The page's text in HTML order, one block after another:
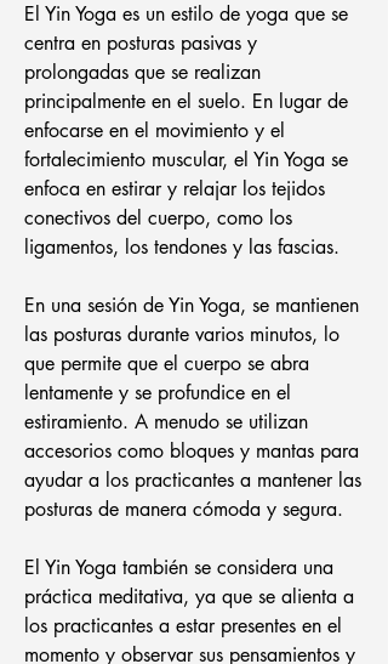
El Yin Yoga es un estilo de yoga que se
centra en posturas pasivas y
prolongadas que se realizan
principalmente en el suelo. En lugar de
enfocarse en el movimiento y el
fortalecimiento muscular, el Yin Yoga se
enfoca en estirar y relajar los tejidos
conectivos del cuerpo, como los
ligamentos, los tendones y las fascias.
En una sesión de Yin Yoga, se mantienen
las posturas durante varios minutos, lo
que permite que el cuerpo se abra
lentamente y se profundice en el
estiramiento. A menudo se utilizan
accesorios como bloques y mantas para
ayudar a los practicantes a mantener las
posturas de manera cómoda y segura.
El Yin Yoga también se considera una
práctica meditativa, ya que se alienta a
los practicantes a estar presentes en el
momento y observar sus pensamientos y